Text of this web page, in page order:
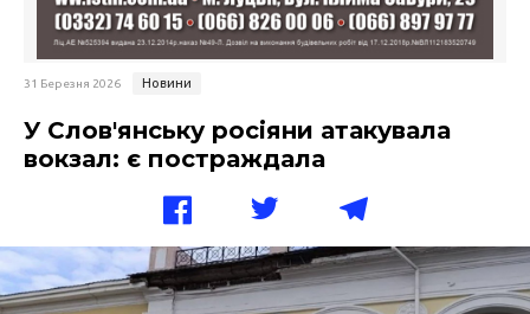
31 Березня 2026 Новини
У Слов'янську росіяни атакувала
вокзал: є постраждала